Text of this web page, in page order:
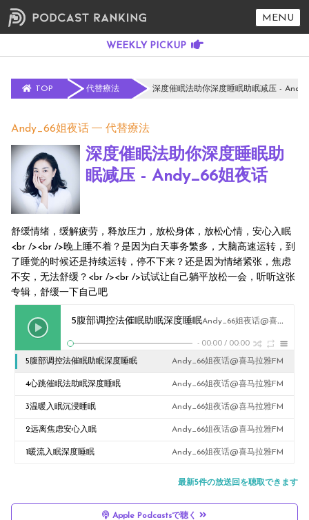
MENU
TOP 代替療法 深度催眠法助你深度睡眠助眠减压 -
Andy_66姐夜话 代替療法
深度催眠法助你深度睡眠助
眠减压 - Andy_66姐夜话
舒缓情绪，缓解疲劳，释放压力，放松身体，放松心情，安心入眠
<br /><br />晚上睡不着？是因为白天事务繁多，大脑高速运转，到
了睡觉的时候还是持续运转，停不下来？还是因为情绪紧张，焦虑
不安，无法舒缓？<br /><br />试试让自己躺平放松一会，听听这张
专辑，舒缓一下自己吧
5腹部调控法催眠助眠深度睡眠Andy_66姐夜话@喜马拉雅FM
- 00:00 / 00:00
5腹部调控法催眠助眠深度睡眠 Andy_66姐夜话@喜马拉雅FM
4心跳催眠法助眠深度睡眠 Andy_66姐夜话@喜马拉雅FM
3温暖入眠沉浸睡眠 Andy_66姐夜话@喜马拉雅FM
2远离焦虑安心入眠 Andy_66姐夜话@喜马拉雅FM
1暖流入眠深度睡眠 Andy_66姐夜话@喜马拉雅FM
最新5件の放送回を聴取できます
Apple Podcastsで聴く